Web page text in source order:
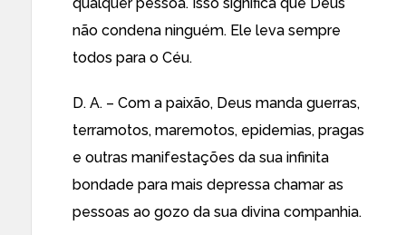
não condena ninguém. Ele leva sempre
todos para o Céu.
D. A. – Com a paixão, Deus manda guerras,
terramotos, maremotos, epidemias, pragas
e outras manifestações da sua infinita
bondade para mais depressa chamar as
pessoas ao gozo da sua divina companhia.